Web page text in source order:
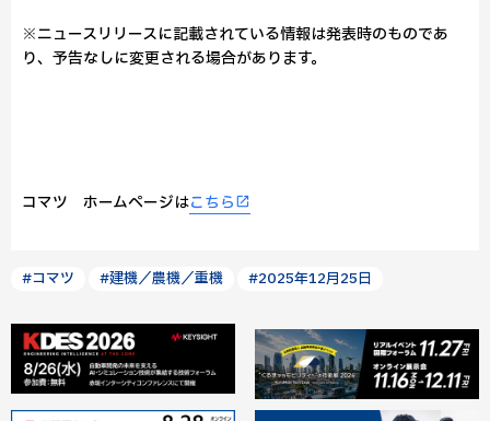
※ニュースリリースに記載されている情報は発表時のものであ
り、予告なしに変更される場合があります。
コマツ ホームページはこちら
#コマツ #建機／農機／重機 #2025年12月25日